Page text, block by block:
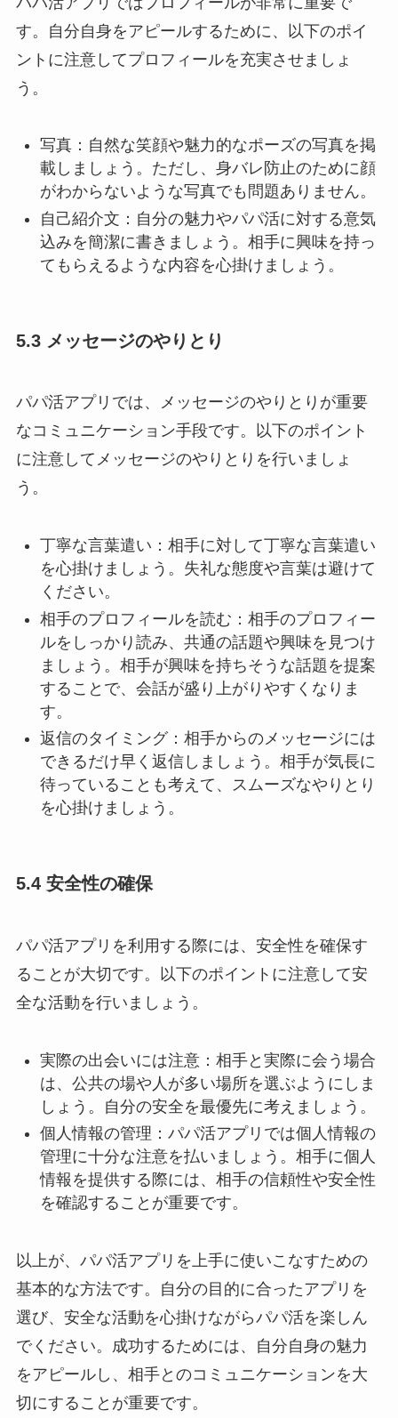
す。自分自身をアピールするために、以下のポイ
ントに注意してプロフィールを充実させましょ
う。
写真：自然な笑顔や魅力的なポーズの写真を掲
載しましょう。ただし、身バレ防止のために顔
がわからないような写真でも問題ありません。
自己紹介文：自分の魅力やパパ活に対する意気
込みを簡潔に書きましょう。相手に興味を持っ
てもらえるような内容を心掛けましょう。
5.3 メッセージのやりとり
パパ活アプリでは、メッセージのやりとりが重要
なコミュニケーション手段です。以下のポイント
に注意してメッセージのやりとりを行いましょ
う。
丁寧な言葉遣い：相手に対して丁寧な言葉遣い
を心掛けましょう。失礼な態度や言葉は避けて
ください。
相手のプロフィールを読む：相手のプロフィー
ルをしっかり読み、共通の話題や興味を見つけ
ましょう。相手が興味を持ちそうな話題を提案
することで、会話が盛り上がりやすくなりま
す。
返信のタイミング：相手からのメッセージには
できるだけ早く返信しましょう。相手が気長に
待っていることも考えて、スムーズなやりとり
を心掛けましょう。
5.4 安全性の確保
パパ活アプリを利用する際には、安全性を確保す
ることが大切です。以下のポイントに注意して安
全な活動を行いましょう。
実際の出会いには注意：相手と実際に会う場合
は、公共の場や人が多い場所を選ぶようにしま
しょう。自分の安全を最優先に考えましょう。
個人情報の管理：パパ活アプリでは個人情報の
管理に十分な注意を払いましょう。相手に個人
情報を提供する際には、相手の信頼性や安全性
を確認することが重要です。
以上が、パパ活アプリを上手に使いこなすための
基本的な方法です。自分の目的に合ったアプリを
選び、安全な活動を心掛けながらパパ活を楽しん
でください。成功するためには、自分自身の魅力
をアピールし、相手とのコミュニケーションを大
切にすることが重要です。